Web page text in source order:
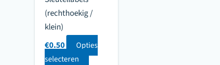
(rechthoekig /
klein)
€0.50
Opties
selecteren